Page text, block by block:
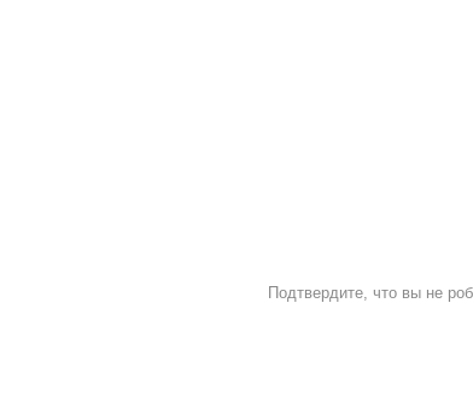
Подтвердите, что вы не